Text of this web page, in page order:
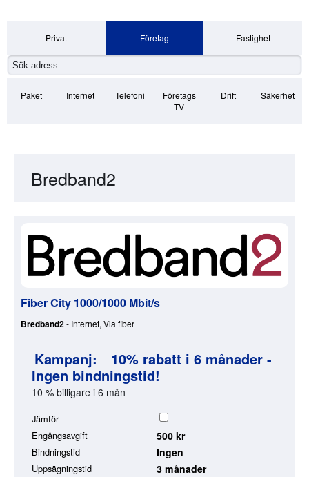
Privat Företag Fastighet
Paket Internet Telefoni
Företags
TV
Drift Säkerhet
Bredband2
Fiber City 1000/1000 Mbit/s
Bredband2- Internet, Via fiber
Kampanj:
10% rabatt i 6 månader -
Ingen bindningstid!
10 % billigare i 6 mån
Jämför
Engångsavgift
500 kr
Bindningstid Ingen
Uppsägningstid 3 månader